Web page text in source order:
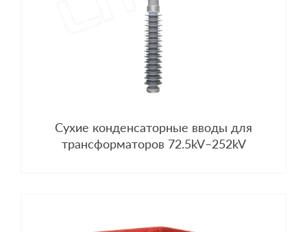
Сухие конденсаторные вводы для
трансформаторов 72.5kV–252kV